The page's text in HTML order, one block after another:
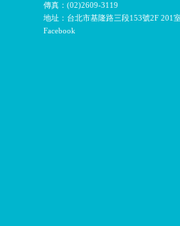
傳真：(02)2609-3119
地址：台北市基隆路三段153號2F 201
Facebook